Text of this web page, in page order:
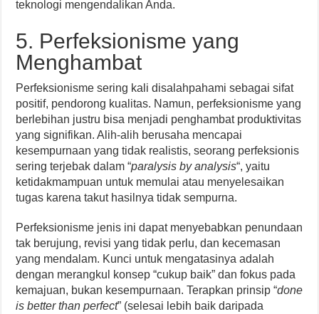
teknologi mengendalikan Anda.
5. Perfeksionisme yang
Menghambat
Perfeksionisme sering kali disalahpahami sebagai sifat
positif, pendorong kualitas. Namun, perfeksionisme yang
berlebihan justru bisa menjadi penghambat produktivitas
yang signifikan. Alih-alih berusaha mencapai
kesempurnaan yang tidak realistis, seorang perfeksionis
sering terjebak dalam “paralysis by analysis“, yaitu
ketidakmampuan untuk memulai atau menyelesaikan
tugas karena takut hasilnya tidak sempurna.
Perfeksionisme jenis ini dapat menyebabkan penundaan
tak berujung, revisi yang tidak perlu, dan kecemasan
yang mendalam. Kunci untuk mengatasinya adalah
dengan merangkul konsep “cukup baik” dan fokus pada
kemajuan, bukan kesempurnaan. Terapkan prinsip “done
is better than perfect” (selesai lebih baik daripada